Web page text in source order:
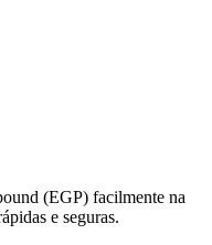
(EGP) facilmente na
e seguras.